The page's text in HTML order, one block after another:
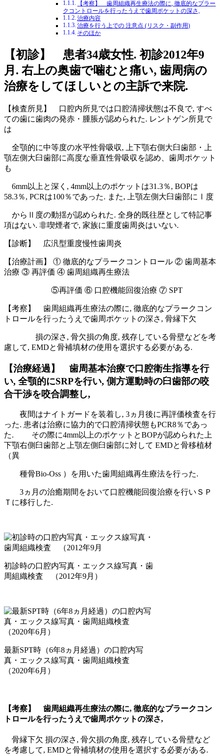
【考察】 歯周組織再生療法の際に, 徹底的なプラー
クコントロールを行ったうえで歯周ポケットの深さ,
治療内容
治療を行う上での 注意点 (リスク・副作用)
そのほか
【初診】 患者34歳女性. 初診2012年9
月. 右上の奥歯で噛むと痛い, 歯周病の
治療をしてほしいとの主訴で来院.
【検査所見】 口腔内所見では口腔清掃状態は不良で, すべ
ての歯に歯肉の発赤・腫脹が認められた. レントゲン所見で
は
全顎的に中等度の水平性骨吸収, 上下顎右側大臼歯部・上
顎左側大臼歯部に高度な垂直性骨吸収を認め、歯周ポケット
も
6mm以上と深く, 4mm以上のポケットは31.3％, BOPは
58.3％, PCRは100％であった. また, 上顎左側大臼歯部にⅠ度
からⅡ度の動揺が認められた. 全身的既往歴として特記事
項はない. 非喫煙者で, 家族に重度歯周炎はいない.
【診断】 広汎型重度慢性歯周炎
【治療計画】 ① 徹底的なプラークコントロール ② 歯周基本
治療 ③ 再評価 ④ 歯周組織再生療法
⑤再評価 ⑥ 口腔機能回復治療 ⑦ SPT
【考察】 歯周組織再生療法の際に, 徹底的なプラークコン
トロールを行ったうえで歯周ポケットの深さ, 骨縁下欠
損の深さ, 骨欠損の角度, 残存している骨壁などを考
慮して, EMDと骨補填材の使用を選択する必要がある.
【治療経過】 歯周基本治療で口腔衛生指導を行
い, 全顎的にSRPを行い, 側方運動時の臼歯部の咬
合干渉を咬合調整し,
夜間はナイトガードを装着し, 3ヵ月後に再評価検査を行
った. 患者は治療に協力的で口腔清掃状態もPCR8％であっ
た. その際に4mm以上のポケットとBOPが認められた上
下顎右側臼歯部と上顎左側臼歯部に対して EMDと骨移植材
（異
種骨Bio-Oss ）を用いた歯周組織再生療法を行った.
3ヵ月の治癒期間をおいて口腔機能回復治療を行いＳＰ
Ｔに移行した.
初診時の口腔内写真・エックス線写真・歯
周組織検査 （2012年9月）
最新SPT時（6年8ヵ月経過）の口腔内写
真・エックス線写真・歯周組織検査
（2020年6月）
【考察】 歯周組織再生療法の際に, 徹底的なプラークコン
トロールを行ったうえで歯周ポケットの深さ,
骨縁下欠 損の深さ, 骨欠損の角度, 残存している骨壁など
を考慮して, EMDと骨補填材の使用を選択する必要がある.